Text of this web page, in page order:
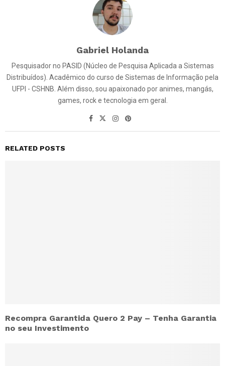
Gabriel Holanda
Pesquisador no PASID (Núcleo de Pesquisa Aplicada a Sistemas
Distribuídos). Acadêmico do curso de Sistemas de Informação pela
UFPI - CSHNB. Além disso, sou apaixonado por animes, mangás,
games, rock e tecnologia em geral.
RELATED POSTS
Recompra Garantida Quero 2 Pay – Tenha Garantia
no seu Investimento